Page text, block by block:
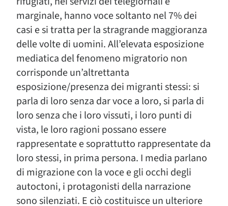
marginale, hanno voce soltanto nel 7% dei
casi e si tratta per la stragrande maggioranza
delle volte di uomini. All’elevata esposizione
mediatica del fenomeno migratorio non
corrisponde un’altrettanta
esposizione/presenza dei migranti stessi: si
parla di loro senza dar voce a loro, si parla di
loro senza che i loro vissuti, i loro punti di
vista, le loro ragioni possano essere
rappresentate e soprattutto rappresentate da
loro stessi, in prima persona. I media parlano
di migrazione con la voce e gli occhi degli
autoctoni, i protagonisti della narrazione
sono silenziati. E ciò costituisce un ulteriore